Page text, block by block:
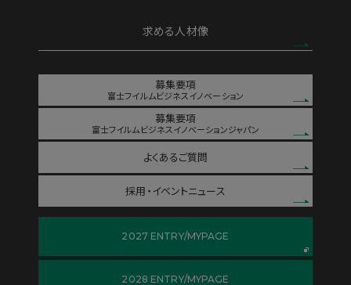
求める人材像
募集要項
富士フイルムビジネスイノベーション
募集要項
富士フイルムビジネスイノベーションジャパン
よくあるご質問
採用・イベントニュース
2027 ENTRY/MYPAGE
2028 ENTRY/MYPAGE